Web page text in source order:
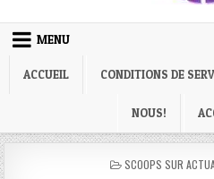
MENU
ACCUEIL CONDITIONS DE
NOUS!
POSTED
SCOOPS SUR